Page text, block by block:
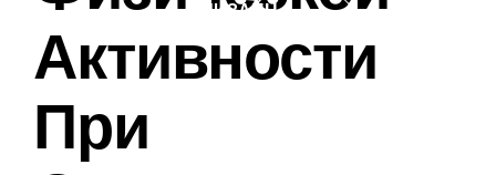
ДИЗАЙН
Активности
При